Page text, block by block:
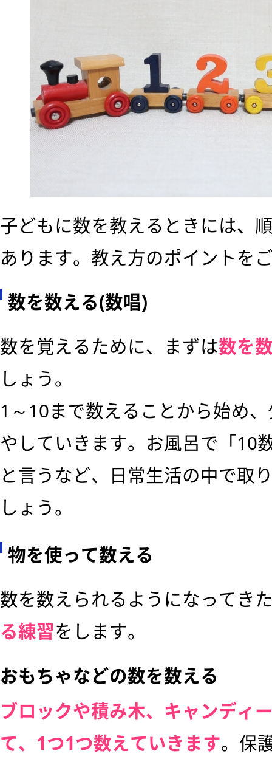
子どもに数を教えるときには、
あります。教え方のポイントを
数を数える(数唱)
数を覚えるために、まずは数を
しょう。
1～10まで数えることから始め
やしていきます。お風呂で「10
と言うなど、日常生活の中で取
しょう。
物を使って数える
数を数えられるようになってき
る練習をします。
おもちゃなどの数を数える
ブロックや積み木、キャンディ
て、1つ1つ数えていきます。保